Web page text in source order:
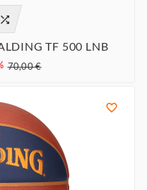

TF 500 LNB
70,00 €
